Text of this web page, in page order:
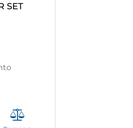
SET